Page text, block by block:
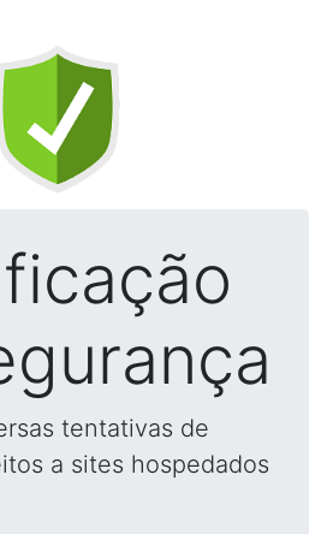
tentativas de
a sites hospedados